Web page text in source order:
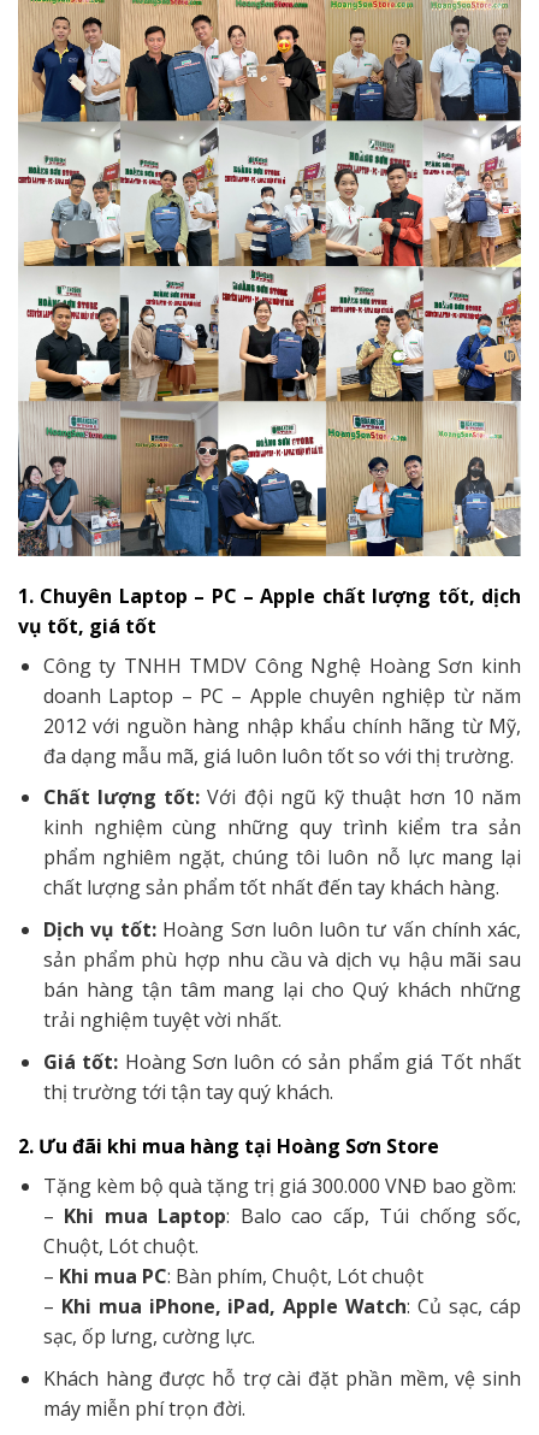
1. Chuyên Laptop – PC – Apple chất lượng tốt, dịch
vụ tốt, giá tốt
Công ty TNHH TMDV Công Nghệ Hoàng Sơn kinh
doanh Laptop – PC – Apple chuyên nghiệp từ năm
2012 với nguồn hàng nhập khẩu chính hãng từ Mỹ,
đa dạng mẫu mã, giá luôn luôn tốt so với thị trường.
Chất lượng tốt: Với đội ngũ kỹ thuật hơn 10 năm
kinh nghiệm cùng những quy trình kiểm tra sản
phẩm nghiêm ngặt, chúng tôi luôn nỗ lực mang lại
chất lượng sản phẩm tốt nhất đến tay khách hàng.
Dịch vụ tốt: Hoàng Sơn luôn luôn tư vấn chính xác,
sản phẩm phù hợp nhu cầu và dịch vụ hậu mãi sau
bán hàng tận tâm mang lại cho Quý khách những
trải nghiệm tuyệt vời nhất.
Giá tốt: Hoàng Sơn luôn có sản phẩm giá Tốt nhất
thị trường tới tận tay quý khách.
2. Ưu đãi khi mua hàng tại Hoàng Sơn Store
Tặng kèm bộ quà tặng trị giá 300.000 VNĐ bao gồm:
– Khi mua Laptop: Balo cao cấp, Túi chống sốc,
Chuột, Lót chuột.
– Khi mua PC: Bàn phím, Chuột, Lót chuột
– Khi mua iPhone, iPad, Apple Watch: Củ sạc, cáp
sạc, ốp lưng, cường lực.
Khách hàng được hỗ trợ cài đặt phần mềm, vệ sinh
máy miễn phí trọn đời.